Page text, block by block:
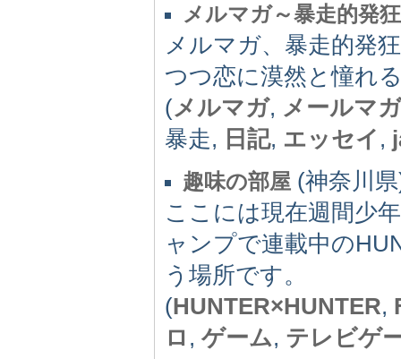
メルマガ～暴走的発
メルマガ、暴走的発
つつ恋に漠然と憧れ
(メルマガ, メールマ
暴走, 日記, エッセイ ,
趣味の部屋 (神奈川
ここには現在週間少
ャンプで連載中の
う場所です。
(HUNTER×HUNTER,
ロ , ゲーム, テレビゲ